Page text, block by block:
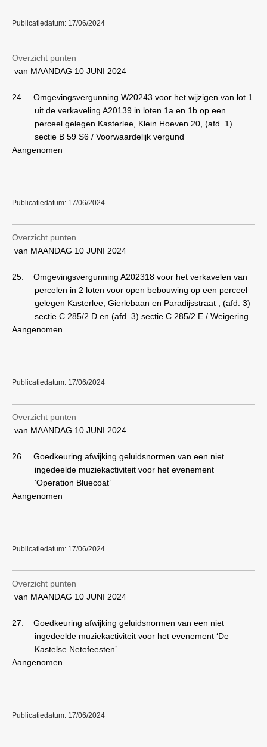
Publicatiedatum: 17/06/2024
Overzicht punten
van MAANDAG 10 JUNI 2024
24.
Omgevingsvergunning W20243 voor het wijzigen van lot 1
uit de verkaveling A20139 in loten 1a en 1b op een
perceel gelegen Kasterlee, Klein Hoeven 20, (afd. 1)
sectie B 59 S6 / Voorwaardelijk vergund
Aangenomen
Publicatiedatum: 17/06/2024
Overzicht punten
van MAANDAG 10 JUNI 2024
25.
Omgevingsvergunning A202318 voor het verkavelen van
percelen in 2 loten voor open bebouwing op een perceel
gelegen Kasterlee, Gierlebaan en Paradijsstraat , (afd. 3)
sectie C 285/2 D en (afd. 3) sectie C 285/2 E / Weigering
Aangenomen
Publicatiedatum: 17/06/2024
Overzicht punten
van MAANDAG 10 JUNI 2024
26.
Goedkeuring afwijking geluidsnormen van een niet
ingedeelde muziekactiviteit voor het evenement
‘Operation Bluecoat’
Aangenomen
Publicatiedatum: 17/06/2024
Overzicht punten
van MAANDAG 10 JUNI 2024
27.
Goedkeuring afwijking geluidsnormen van een niet
ingedeelde muziekactiviteit voor het evenement ‘De
Kastelse Netefeesten’
Aangenomen
Publicatiedatum: 17/06/2024